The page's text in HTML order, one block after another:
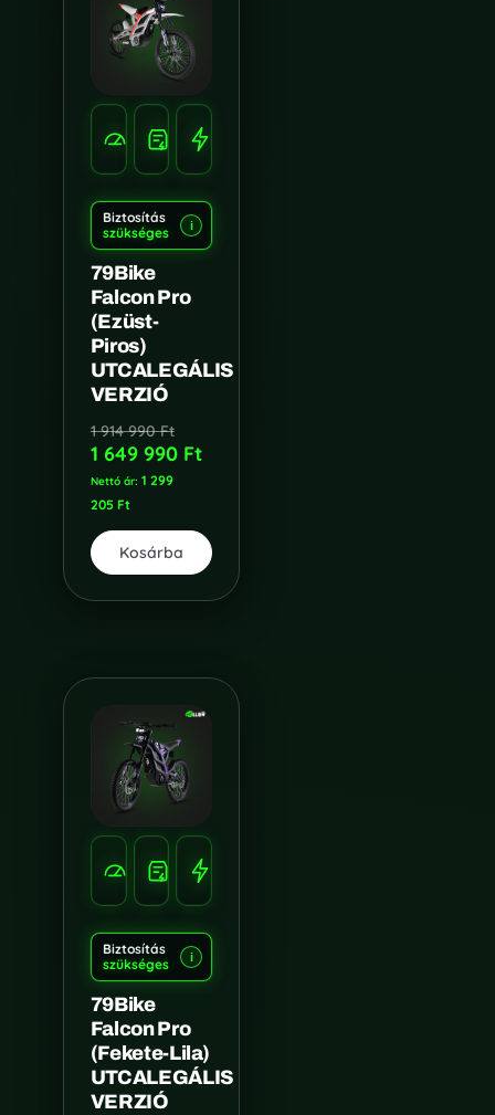
KM/H
HATÓTÁV
Biztosítás
szükséges
i
79Bike
Falcon Pro
(Ezüst-
Piros)
UTCALEGÁLIS
VERZIÓ
1 914 990Ft
1 649 990 Ft
Nettó ár: 1 299
205 Ft
Kosárba
KM/H
HATÓTÁV
Biztosítás
szükséges
i
79Bike
Falcon Pro
(Fekete-Lila)
UTCALEGÁLIS
VERZIÓ